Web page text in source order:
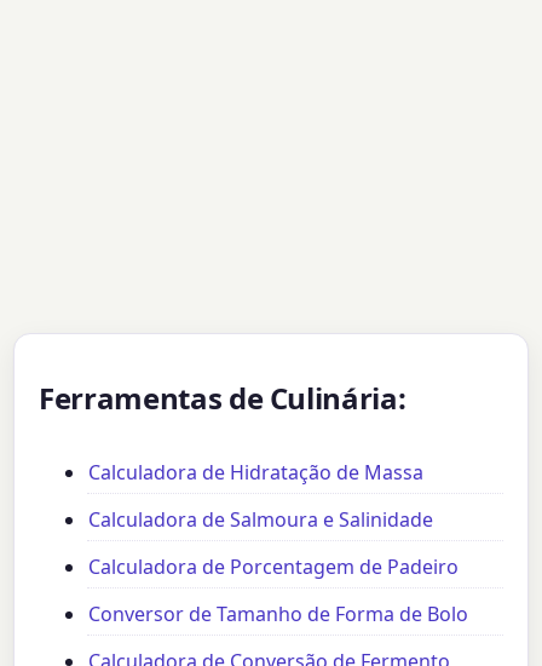
Ferramentas de Culinária:
Calculadora de Hidratação de Massa
Calculadora de Salmoura e Salinidade
Calculadora de Porcentagem de Padeiro
Conversor de Tamanho de Forma de Bolo